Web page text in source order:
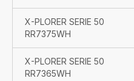
X-PLORER SERIE 50
RR7375WH
X-PLORER SERIE 50
RR7365WH